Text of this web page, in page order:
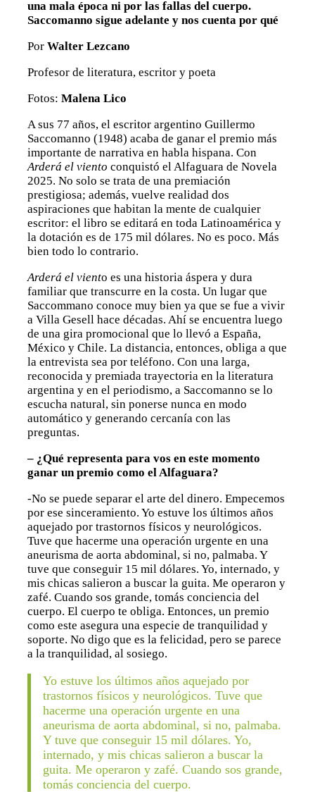
una mala época ni por las fallas del cuerpo.
Saccomanno sigue adelante y nos cuenta por qué
Por Walter Lezcano
Profesor de literatura, escritor y poeta
Fotos: Malena Lico
A sus 77 años, el escritor argentino Guillermo
Saccomanno (1948) acaba de ganar el premio más
importante de narrativa en habla hispana. Con
Arderá el viento conquistó el Alfaguara de Novela
2025. No solo se trata de una premiación
prestigiosa; además, vuelve realidad dos
aspiraciones que habitan la mente de cualquier
escritor: el libro se editará en toda Latinoamérica y
la dotación es de 175 mil dólares. No es poco. Más
bien todo lo contrario.
Arderá el viento es una historia áspera y dura
familiar que transcurre en la costa. Un lugar que
Saccommano conoce muy bien ya que se fue a vivir
a Villa Gesell hace décadas. Ahí se encuentra luego
de una gira promocional que lo llevó a España,
México y Chile. La distancia, entonces, obliga a que
la entrevista sea por teléfono. Con una larga,
reconocida y premiada trayectoria en la literatura
argentina y en el periodismo, a Saccomanno se lo
escucha natural, sin ponerse nunca en modo
automático y generando cercanía con las
preguntas.
– ¿Qué representa para vos en este momento
ganar un premio como el Alfaguara?
-No se puede separar el arte del dinero. Empecemos
por ese sinceramiento. Yo estuve los últimos años
aquejado por trastornos físicos y neurológicos.
Tuve que hacerme una operación urgente en una
aneurisma de aorta abdominal, si no, palmaba. Y
tuve que conseguir 15 mil dólares. Yo, internado, y
mis chicas salieron a buscar la guita. Me operaron y
zafé. Cuando sos grande, tomás conciencia del
cuerpo. El cuerpo te obliga. Entonces, un premio
como este asegura una especie de tranquilidad y
soporte. No digo que es la felicidad, pero se parece
a la tranquilidad, al sosiego.
Yo estuve los últimos años aquejado por
trastornos físicos y neurológicos. Tuve que
hacerme una operación urgente en una
aneurisma de aorta abdominal, si no, palmaba.
Y tuve que conseguir 15 mil dólares. Yo,
internado, y mis chicas salieron a buscar la
guita. Me operaron y zafé. Cuando sos grande,
tomás conciencia del cuerpo.